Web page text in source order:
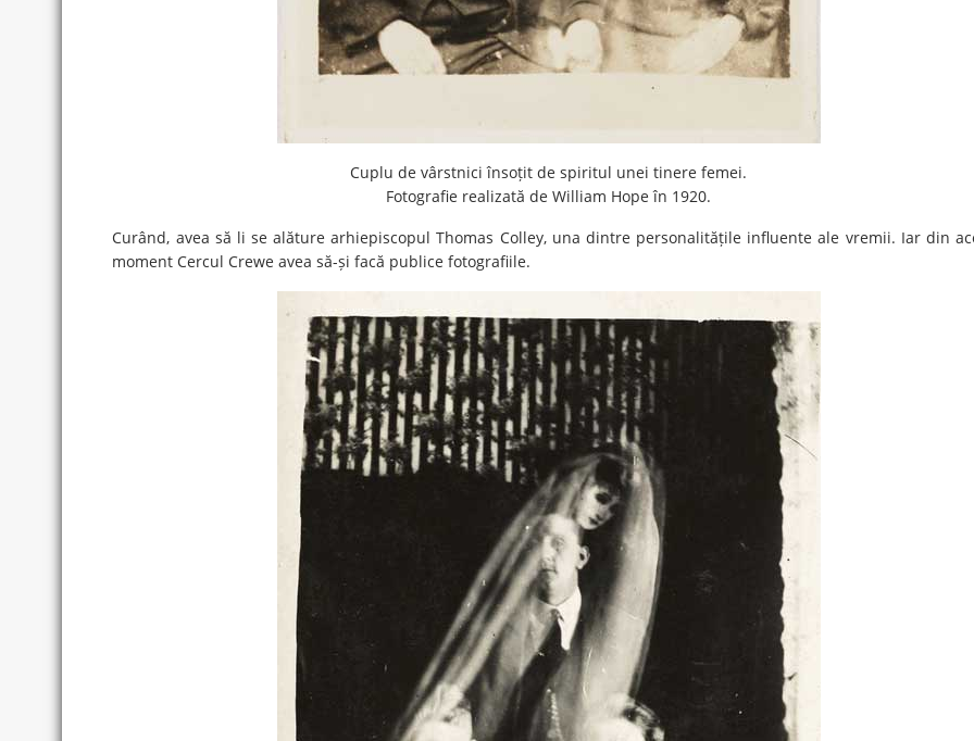
Cuplu de vârstnici însoțit de spiritul unei tinere femei.
Fotografie realizată de William Hope în 1920.
Curând, avea să li se alăture arhiepiscopul Thomas Colley, una dintre personalitățile influente ale vremii. Iar din
moment Cercul Crewe avea să-și facă publice fotografiile.